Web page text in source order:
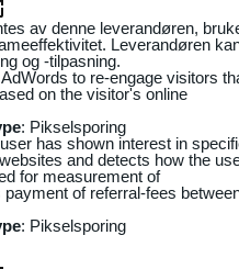
av denne leverandøren,
Leverandøren
og -tilpasning.
to re-engage visitors
on the visitor's online
: Pikselsporing
has shown interest in
and detects how the
for measurement of
of referral-fees
: Pikselsporing